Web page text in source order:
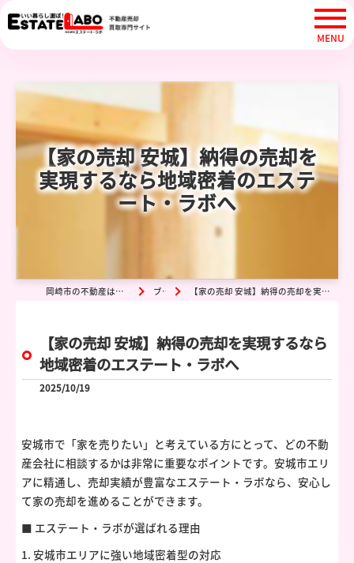
【家の売却 安城】納得の売却を
実現するなら地域密着のエステ
ート・ラボへ
岡崎市の不動産は株式会社エステート・ラボ ブログ 【家の売却 安城】納得の売却を実現するなら地域密着のエステート・ラボへ
【家の売却 安城】納得の売却を実現するなら
地域密着のエステート・ラボへ
2025/10/19
安城市で「家を売りたい」と考えている方にとって、どの不動
産会社に相談するかは非常に重要なポイントです。安城市エリ
アに精通し、売却実績が豊富なエステート・ラボなら、安心し
て家の売却を進めることができます。
■ エステート・ラボが選ばれる理由
1. 安城市エリアに強い地域密着型の対応